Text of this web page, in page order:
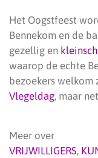
Het Oogstfeest
Bennekom en de
gezellig en
waarop de echte
bezoekers welkom
Vlegeldag, maar
Meer over
VRIJWILLIGERS,